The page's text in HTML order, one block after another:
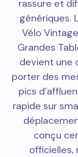
rassure et
génériques.
Vélo
Grandes
devient une
porter des
pics
rapide sur
conçu
officielles,